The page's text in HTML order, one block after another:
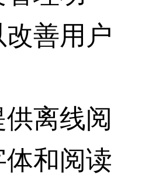
善用户
离线阅
和阅读